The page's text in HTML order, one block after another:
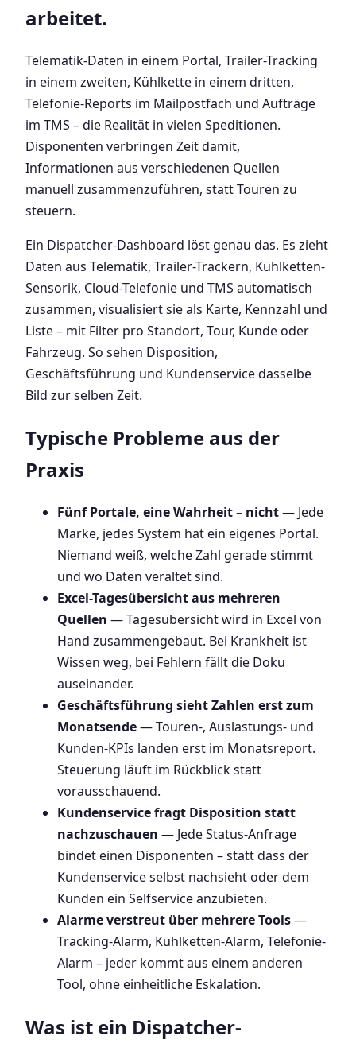
arbeitet.
Telematik-Daten in einem Portal, Trailer-Tracking
in einem zweiten, Kühlkette in einem dritten,
Telefonie-Reports im Mailpostfach und Aufträge
im TMS – die Realität in vielen Speditionen.
Disponenten verbringen Zeit damit,
Informationen aus verschiedenen Quellen
manuell zusammenzuführen, statt Touren zu
steuern.
Ein Dispatcher-Dashboard löst genau das. Es zieht
Daten aus Telematik, Trailer-Trackern, Kühlketten-
Sensorik, Cloud-Telefonie und TMS automatisch
zusammen, visualisiert sie als Karte, Kennzahl und
Liste – mit Filter pro Standort, Tour, Kunde oder
Fahrzeug. So sehen Disposition,
Geschäftsführung und Kundenservice dasselbe
Bild zur selben Zeit.
Typische Probleme aus der
Praxis
Fünf Portale, eine Wahrheit – nicht— Jede
Marke, jedes System hat ein eigenes Portal.
Niemand weiß, welche Zahl gerade stimmt
und wo Daten veraltet sind.
Excel-Tagesübersicht aus mehreren
Quellen — Tagesübersicht wird in Excel von
Hand zusammengebaut. Bei Krankheit ist
Wissen weg, bei Fehlern fällt die Doku
auseinander.
Geschäftsführung sieht Zahlen erst zum
Monatsende— Touren-, Auslastungs- und
Kunden-KPIs landen erst im Monatsreport.
Steuerung läuft im Rückblick statt
vorausschauend.
Kundenservice fragt Disposition statt
nachzuschauen — Jede Status-Anfrage
bindet einen Disponenten – statt dass der
Kundenservice selbst nachsieht oder dem
Kunden ein Selfservice anzubieten.
Alarme verstreut über mehrere Tools—
Tracking-Alarm, Kühlketten-Alarm, Telefonie-
Alarm – jeder kommt aus einem anderen
Tool, ohne einheitliche Eskalation.
Was ist ein Dispatcher-